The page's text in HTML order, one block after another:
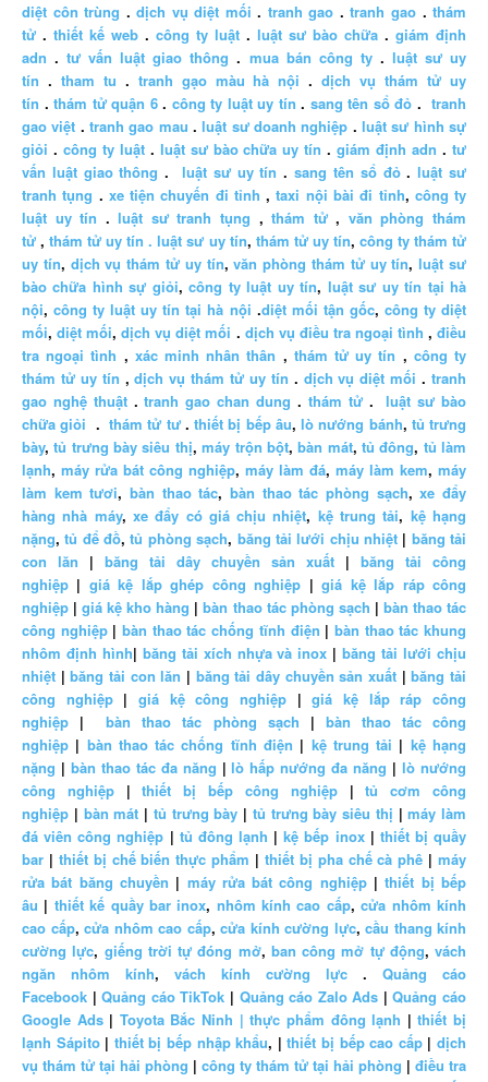
diệt côn trùng .dịch vụ diệt mối . tranh gao .tranh gao .thám
tử . thiết kế web . công ty luật . luật sư bào chữa . giám định
adn .tư vấn luật giao thông . mua bán công ty. luật sư uy
tín . tham tu . tranh gạo màu hà nội .dịch vụ thám tử uy
tín .thám tử quận 6. công ty luật uy tín . sang tên sổ đỏ .tranh
gao việt .tranh gao mau .luật sư doanh nghiệp .luật sư hình sự
giỏi . công ty luật. luật sư bào chữa uy tín .giám định adn .tư
vấn luật giao thông . luật sư uy tín .sang tên sổ đỏ.luật sư
tranh tụng . xe tiện chuyến đi tỉnh ,taxi nội bài đi tỉnh, công ty
luật uy tín .luật sư tranh tụng ,thám tử, văn phòng thám
tử ,thám tử uy tín . luật sư uy tín, thám tử uy tín, công ty thám tử
uy tín, dịch vụ thám tử uy tín,văn phòng thám tử uy tín,luật sư
bào chữa hình sự giỏi,công ty luật uy tín, luật sư uy tín tại hà
nội,công ty luật uy tín tại hà nội .diệt mối tận gốc, công ty diệt
mối,diệt mối,dịch vụ diệt mối . dịch vụ điều tra ngoại tình ,điều
tra ngoại tình , xác minh nhân thân , thám tử uy tín , công ty
thám tử uy tín ,dịch vụ thám tử uy tín . dịch vụ diệt mối .tranh
gao nghệ thuật.tranh gao chan dung . thám tử.luật sư bào
chữa giỏi .thám tử tư.thiết bị bếp âu,lò nướng bánh, tủ trưng
bày,tủ trưng bày siêu thị,máy trộn bột,bàn mát, tủ đông, tủ làm
lạnh, máy rửa bát công nghiệp, máy làm đá, máy làm kem, máy
làm kem tươi,bàn thao tác,bàn thao tác phòng sạch,xe đẩy
hàng nhà máy, xe đẩy có giá chịu nhiệt, kệ trung tải, kệ hạng
nặng,tủ để đồ,tủ phòng sạch, băng tải lưới chịu nhiệt| băng tải
con lăn | băng tải dây chuyền sản xuất | băng tải công
nghiệp | giá kệ lắp ghép công nghiệp |giá kệ lắp ráp công
nghiệp |giá kệ kho hàng |bàn thao tác phòng sạch | bàn thao tác
công nghiệp|bàn thao tác chống tĩnh điện | bàn thao tác khung
nhôm định hình| băng tải xích nhựa và inox |băng tải lưới chịu
nhiệt |băng tải con lăn | băng tải dây chuyền sản xuất |băng tải
công nghiệp|giá kệ công nghiệp |giá kệ lắp ráp công
nghiệp |bàn thao tác phòng sạch | bàn thao tác công
nghiệp | bàn thao tác chống tĩnh điện | kệ trung tải | kệ hạng
nặng | bàn thao tác đa năng |lò hấp nướng đa năng |lò nướng
công nghiệp|thiết bị bếp công nghiệp|tủ cơm công
nghiệp | bàn mát | tủ trưng bày | tủ trưng bày siêu thị |máy làm
đá viên công nghiệp | tủ đông lạnh |kệ bếp inox| thiết bị quầy
bar | thiết bị chế biến thực phẩm | thiết bị pha chế cà phê | máy
rửa bát băng chuyền | máy rửa bát công nghiệp|thiết bị bếp
âu | thiết kế quầy bar inox, nhôm kính cao cấp,cửa nhôm kính
cao cấp, cửa nhôm cao cấp, cửa kính cường lực, cầu thang kính
cường lực, giếng trời tự đóng mở, ban công mở tự động, vách
ngăn nhôm kính, vách kính cường lực . Quảng cáo
Facebook |Quảng cáo TikTok | Quảng cáo Zalo Ads |Quảng cáo
Google Ads| Toyota Bắc Ninh | thực phẩm đông lạnh |thiết bị
lạnh Sápito | thiết bị bếp nhập khẩu, |thiết bị bếp cao cấp|dịch
vụ thám tử tại hải phòng | công ty thám tử tại hải phòng | điều tra